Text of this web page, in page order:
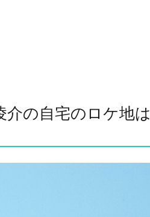
の自宅のロケ地は